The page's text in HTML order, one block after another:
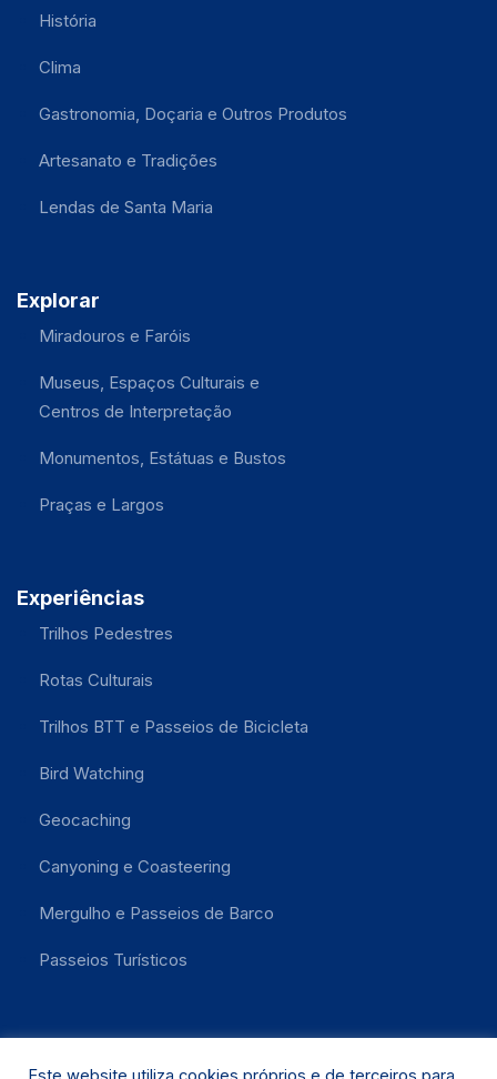
História
Clima
Gastronomia, Doçaria e Outros Produtos
Artesanato e Tradições
Lendas de Santa Maria
Explorar
Miradouros e Faróis
Museus, Espaços Culturais e
Centros de Interpretação
Monumentos, Estátuas e Bustos
Praças e Largos
Experiências
Trilhos Pedestres
Rotas Culturais
Trilhos BTT e Passeios de Bicicleta
Bird Watching
Geocaching
Canyoning e Coasteering
Mergulho e Passeios de Barco
Passeios Turísticos